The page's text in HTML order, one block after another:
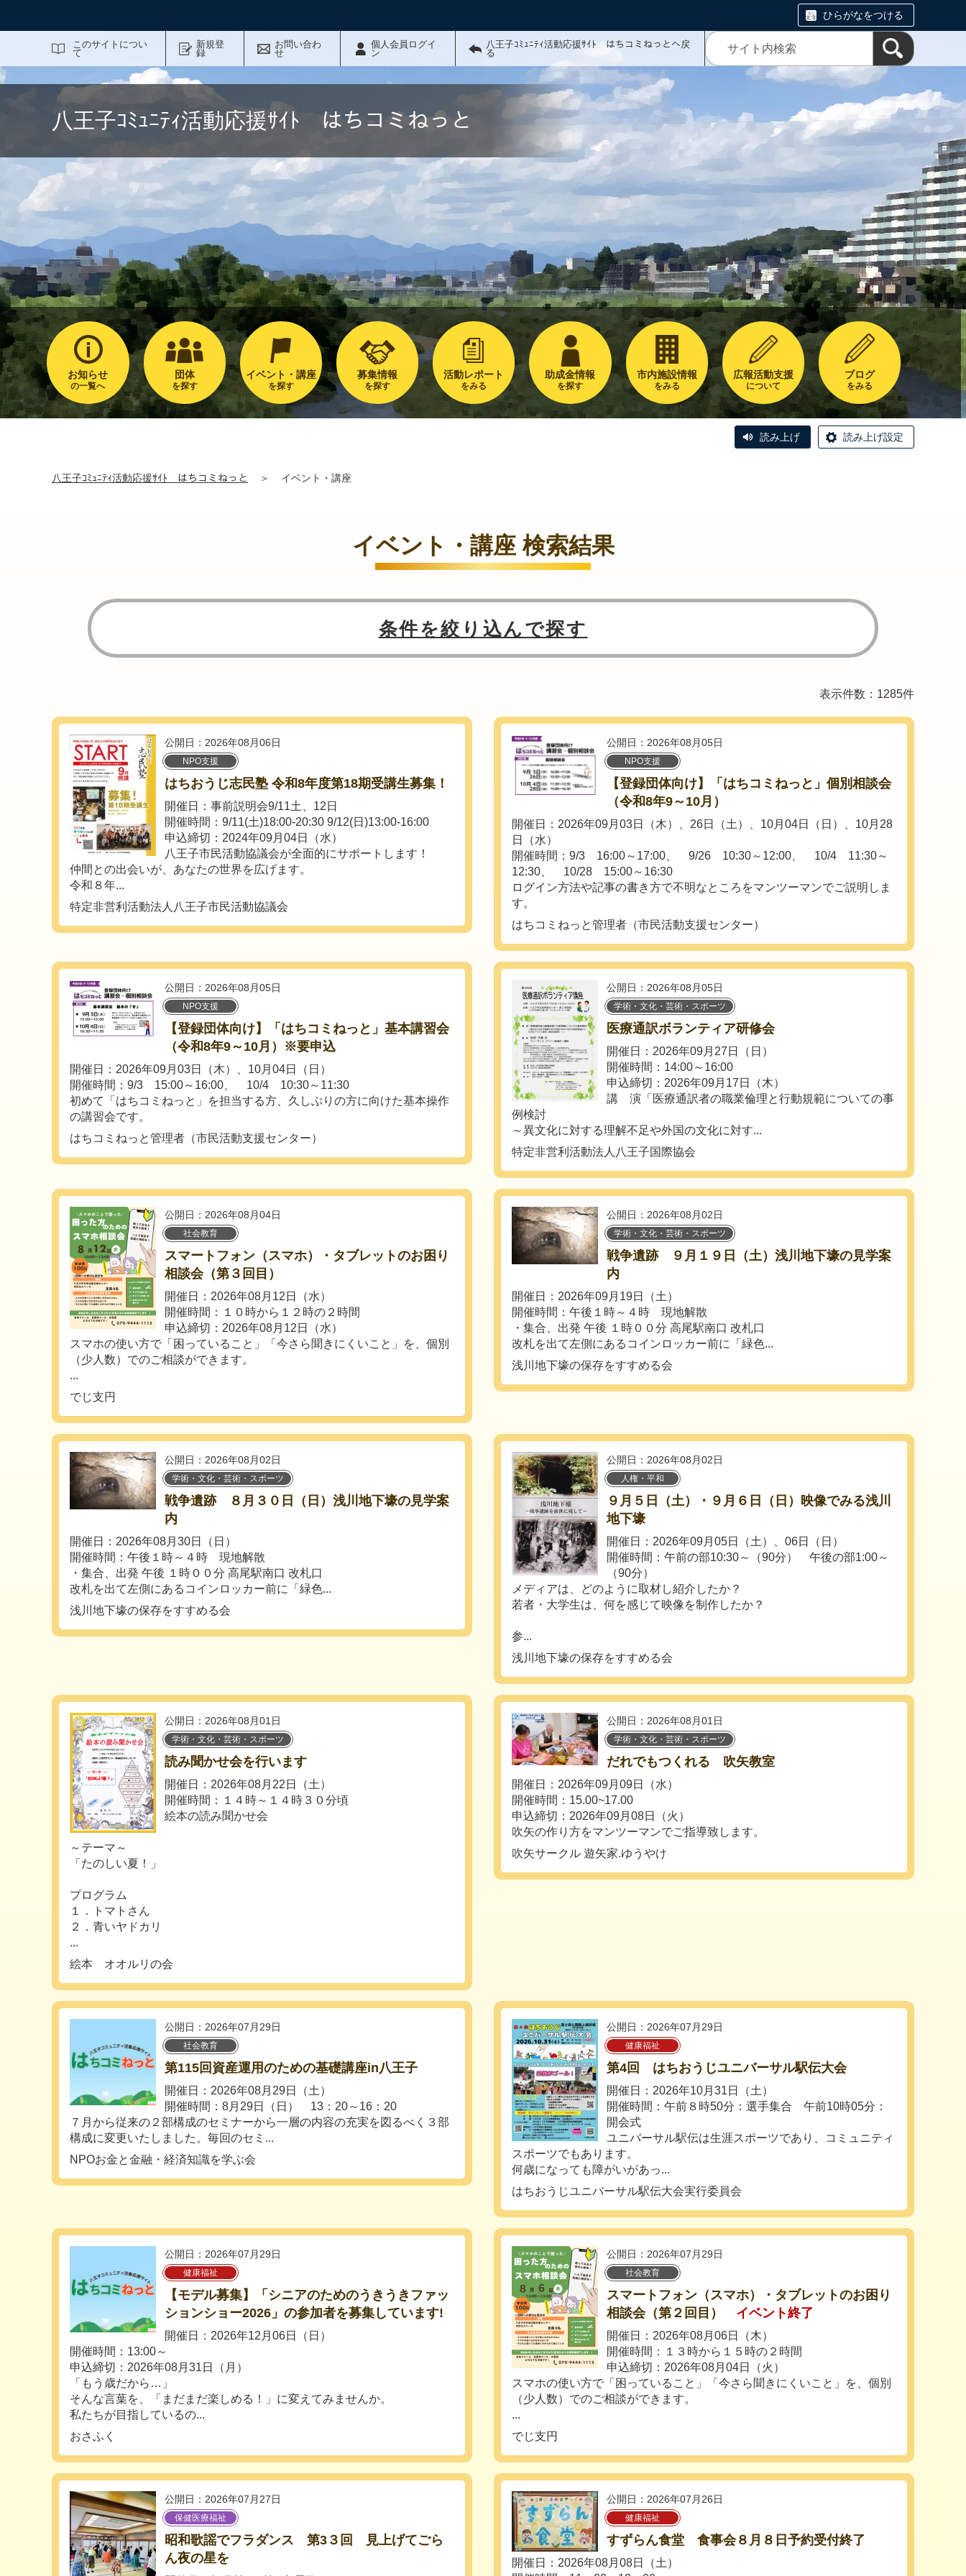
ひらがなをつける
このサイトについ
て
新規登
録
お問い合わ
せ
個人会員ログイ
ン
八王子ｺﾐｭﾆﾃｨ活動応援ｻｲﾄ はちコミねっとへ戻
る
八王子ｺﾐｭﾆﾃｨ活動応援ｻｲﾄ はちコミねっと
お知らせ
の一覧へ
団体
を探す
イベント・講座
を探す
募集情報
を探す
活動レポート
をみる
助成金情報
を探す
市内施設情報
をみる
広報活動支援
について
ブログ
をみる
読み上げ 読み上げ設定
八王子ｺﾐｭﾆﾃｨ活動応援ｻｲﾄ はちコミねっと ＞ イベント・講座
イベント・講座 検索結果
条件を絞り込んで探す
表示件数：1285件
公開日：2026年08月06日
NPO支援
はちおうじ志民塾 令和8年度第18期受講生募集！
開催日：事前説明会9/11土、12日
開催時間：9/11(土)18:00-20:30 9/12(日)13:00-16:00
申込締切：2024年09月04日（水）
八王子市民活動協議会が全面的にサポートします！
仲間との出会いが、あなたの世界を広げます。
令和８年...
特定非営利活動法人八王子市民活動協議会
公開日：2026年08月05日
NPO支援
【登録団体向け】「はちコミねっと」個別相談会
（令和8年9～10月）
開催日：2026年09月03日（木）、26日（土）、10月04日（日）、10月28
日（水）
開催時間：9/3 16:00～17:00、 9/26 10:30～12:00、 10/4 11:30～
12:30、 10/28 15:00～16:30
ログイン方法や記事の書き方で不明なところをマンツーマンでご説明しま
す。
はちコミねっと管理者（市民活動支援センター）
公開日：2026年08月05日
NPO支援
【登録団体向け】「はちコミねっと」基本講習会
（令和8年9～10月）※要申込
開催日：2026年09月03日（木）、10月04日（日）
開催時間：9/3 15:00～16:00、 10/4 10:30～11:30
初めて「はちコミねっと」を担当する方、久しぶりの方に向けた基本操作
の講習会です。
はちコミねっと管理者（市民活動支援センター）
公開日：2026年08月05日
学術・文化・芸術・スポーツ
医療通訳ボランティア研修会
開催日：2026年09月27日（日）
開催時間：14:00～16:00
申込締切：2026年09月17日（木）
講 演「医療通訳者の職業倫理と行動規範についての事
例検討
～異文化に対する理解不足や外国の文化に対す...
特定非営利活動法人八王子国際協会
公開日：2026年08月04日
社会教育
スマートフォン（スマホ）・タブレットのお困り
相談会（第３回目）
開催日：2026年08月12日（水）
開催時間：１０時から１２時の２時間
申込締切：2026年08月12日（水）
スマホの使い方で「困っていること」「今さら聞きにくいこと」を、個別
（少人数）でのご相談ができます。
...
でじ支円
公開日：2026年08月02日
学術・文化・芸術・スポーツ
戦争遺跡 ９月１９日（土）浅川地下壕の見学案
内
開催日：2026年09月19日（土）
開催時間：午後１時～４時 現地解散
・集合、出発 午後 １時００分 高尾駅南口 改札口
改札を出て左側にあるコインロッカー前に「緑色...
浅川地下壕の保存をすすめる会
公開日：2026年08月02日
学術・文化・芸術・スポーツ
戦争遺跡 ８月３０日（日）浅川地下壕の見学案
内
開催日：2026年08月30日（日）
開催時間：午後１時～４時 現地解散
・集合、出発 午後 １時００分 高尾駅南口 改札口
改札を出て左側にあるコインロッカー前に「緑色...
浅川地下壕の保存をすすめる会
公開日：2026年08月02日
人権・平和
９月５日（土）・９月６日（日）映像でみる浅川
地下壕
開催日：2026年09月05日（土）、06日（日）
開催時間：午前の部10:30～（90分） 午後の部1:00～
（90分）
メディアは、どのように取材し紹介したか？
若者・大学生は、何を感じて映像を制作したか？
参...
浅川地下壕の保存をすすめる会
公開日：2026年08月01日
学術・文化・芸術・スポーツ
読み聞かせ会を行います
開催日：2026年08月22日（土）
開催時間：１４時～１４時３０分頃
絵本の読み聞かせ会
～テーマ～
「たのしい夏！」
プログラム
１．トマトさん
２．青いヤドカリ
...
絵本 オオルリの会
公開日：2026年08月01日
学術・文化・芸術・スポーツ
だれでもつくれる 吹矢教室
開催日：2026年09月09日（水）
開催時間：15.00~17.00
申込締切：2026年09月08日（火）
吹矢の作り方をマンツーマンでご指導致します。
吹矢サークル 遊矢家.ゆうやけ
公開日：2026年07月29日
社会教育
第115回資産運用のための基礎講座in八王子
開催日：2026年08月29日（土）
開催時間：8月29日（日） 13：20～16：20
７月から従来の２部構成のセミナーから一層の内容の充実を図るべく３部
構成に変更いたしました。毎回のセミ...
NPOお金と金融・経済知識を学ぶ会
公開日：2026年07月29日
健康福祉
第4回 はちおうじユニバーサル駅伝大会
開催日：2026年10月31日（土）
開催時間：午前８時50分：選手集合 午前10時05分：
開会式
ユニバーサル駅伝は生涯スポーツであり、コミュニティ
スポーツでもあります。
何歳になっても障がいがあっ...
はちおうじユニバーサル駅伝大会実行委員会
公開日：2026年07月29日
健康福祉
【モデル募集】「シニアのためのうきうきファッ
ションショー2026」の参加者を募集しています!
開催日：2026年12月06日（日）
開催時間：13:00～
申込締切：2026年08月31日（月）
「もう歳だから…」
そんな言葉を、「まだまだ楽しめる！」に変えてみませんか。
私たちが目指しているの...
おさふく
公開日：2026年07月29日
社会教育
スマートフォン（スマホ）・タブレットのお困り
相談会（第２回目）
イベント終了
開催日：2026年08月06日（木）
開催時間：１３時から１５時の２時間
申込締切：2026年08月04日（火）
スマホの使い方で「困っていること」「今さら聞きにくいこと」を、個別
（少人数）でのご相談ができます。
...
でじ支円
公開日：2026年07月27日
保健医療福祉
昭和歌謡でフラダンス 第3３回 見上げてごら
ん夜の星を
公開日：2026年07月26日
健康福祉
すずらん食堂 食事会８月８日予約受付終了
開催日：2026年08月08日（土）